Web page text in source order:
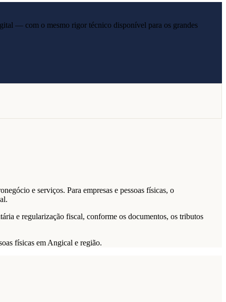
— com o mesmo rigor técnico disponível para os grandes
e serviços. Para empresas e pessoas físicas, o
e regularização fiscal, conforme os documentos, os tributos
físicas em Angical e região.